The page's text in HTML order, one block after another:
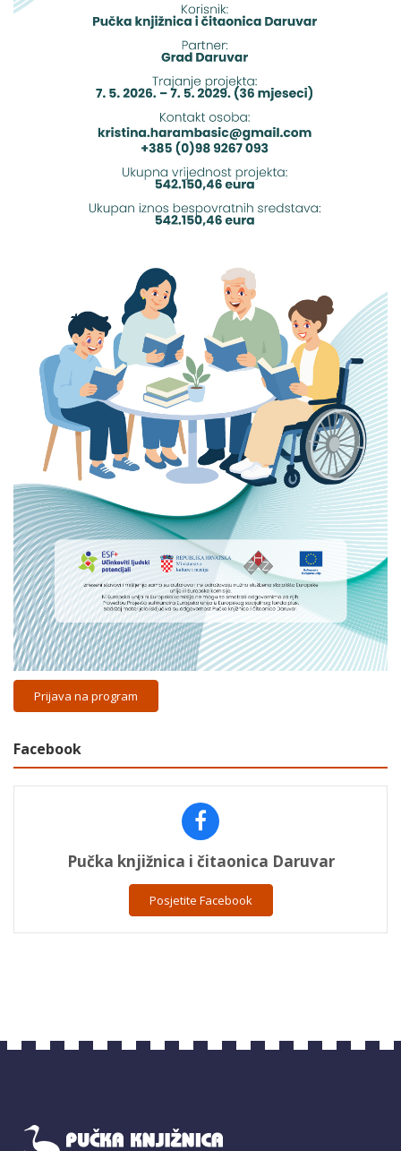
Prijava na program
Facebook
Pučka knjižnica i čitaonica Daruvar
Posjetite Facebook